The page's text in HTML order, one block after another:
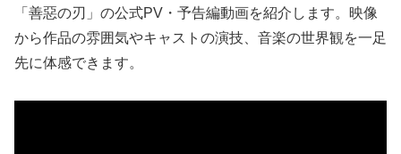
「善惡の刃」の公式PV・予告編動画を紹介します。映像
から作品の雰囲気やキャストの演技、音楽の世界観を一足
先に体感できます。